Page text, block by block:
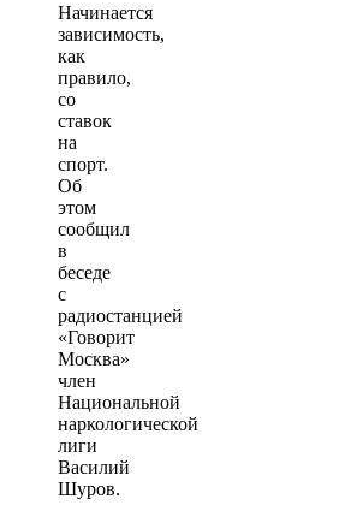
Начинается
зависимость,
как
правило,
со
ставок
на
спорт.
Об
этом
сообщил
в
беседе
с
радиостанцией
«Говорит
Москва»
член
Национальной
наркологической
лиги
Василий
Шуров.